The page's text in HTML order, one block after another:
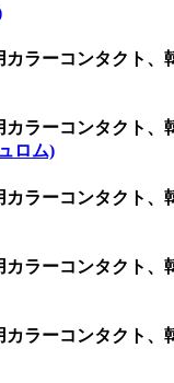
ラーコンタクト、
ラーコンタクト、
ロム)
ラーコンタクト、
ラーコンタクト、
ラーコンタクト、